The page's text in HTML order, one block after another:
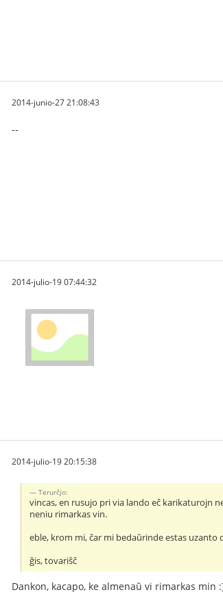
2014-junio-27 21:08:43
--
2014-julio-19 07:44:32
2014-julio-19 20:15:38
Terurĉjo:
vincas, en rusujo pri via lando eĉ karikaturojn
neniu rimarkas vin.
eble, krom mi, ĉar mi bedaŭrinde estas uzanto
ĝis, tovariŝĉ
Dankon, kacapo, ke almenaŭ vi rimarkas min